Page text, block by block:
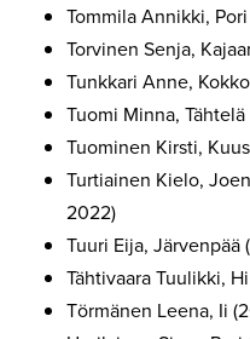
Tommila Annikki,
Torvinen Senja,
Tunkkari Anne,
Tuomi Minna,
Tuominen Kirsti,
Turtiainen Kielo,
2022)
Tuuri Eija, Järvenpää
Tähtivaara Tuulikki,
Törmänen Leena, Ii